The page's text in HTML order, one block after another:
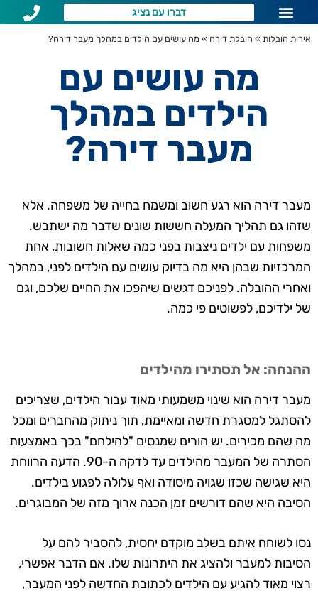
דברו עם נציג
אירית הובלות » הובלת דירה » מה עושים עם הילדים במהלך מעבר דירה?
מה עושים עם
הילדים במהלך
מעבר דירה?
מעבר דירה הוא רגע חשוב ומשמח בחייה של משפחה. אלא
שזהו גם תהליך המעלה חששות שונים שדבר מה ישתבש.
משפחות עם ילדים ניצבות בפני כמה שאלות חשובות, אחת
המרכזיות שבהן היא מה בדיוק עושים עם הילדים לפני, במהלך
ואחרי ההובלה. לפניכם דגשים שיהפכו את החיים שלכם, וגם
של ילדיכם, לפשוטים פי כמה.
ההנחה: אל תסתירו מהילדים
מעבר דירה הוא שינוי משמעותי מאוד עבור הילדים, שצריכים
להסתגל למסגרת חדשה ומאיימת, תוך ניתוק מהחברים ומכל
מה שהם מכירים. יש הורים שמנסים "להילחם" בכך באמצעות
הסתרה של המעבר מהילדים עד לדקה ה-90. הדעה הרווחת
היא שגישה שכזו שגויה מיסודה ואף עלולה לפגוע בילדים.
הסיבה היא שהם דורשים זמן הכנה ארוך מזה של המבוגרים.
נסו לשוחח איתם בשלב מוקדם יחסית, להסביר להם על
הסיבות למעבר ולהציג את היתרונות שלו. אם הדבר אפשרי,
רצוי מאוד להגיע עם הילדים לכתובת החדשה לפני המעבר,